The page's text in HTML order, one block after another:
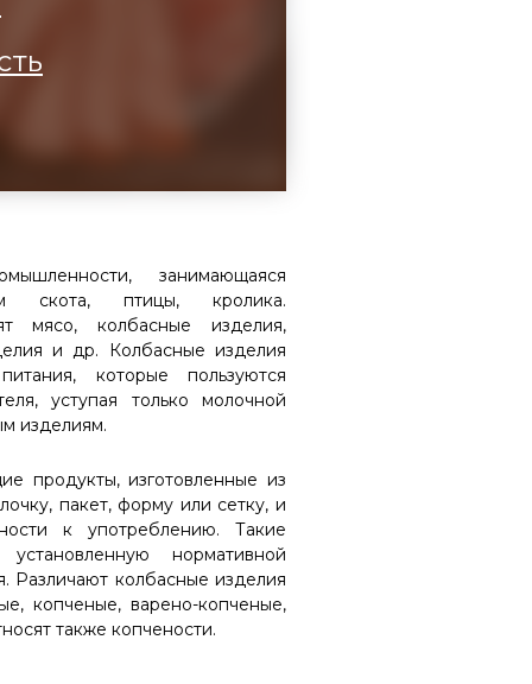
занимающаяся
скота, птицы, кролика.
мясо, колбасные изделия,
и др. Колбасные изделия
которые пользуются
уступая только молочной
изделиям.
продукты, изготовленные из
пакет, форму или сетку, и
к употреблению. Такие
нормативной
Различают колбасные изделия
копченые, варено-копченые,
также копчености.